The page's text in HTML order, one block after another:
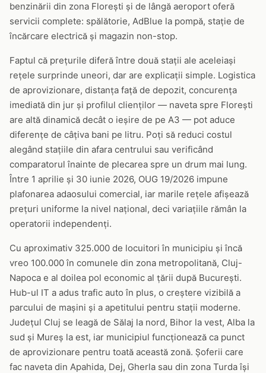
benzinării din zona Florești și de lângă aeroport oferă
servicii complete: spălătorie, AdBlue la pompă, stație de
încărcare electrică și magazin non-stop.
Faptul că prețurile diferă între două stații ale aceleiași
rețele surprinde uneori, dar are explicații simple. Logistica
de aprovizionare, distanța față de depozit, concurența
imediată din jur și profilul clienților — naveta spre Florești
are altă dinamică decât o ieșire de pe A3 — pot aduce
diferențe de câțiva bani pe litru. Poți să reduci costul
alegând stațiile din afara centrului sau verificând
comparatorul înainte de plecarea spre un drum mai lung.
Între 1 aprilie și 30 iunie 2026, OUG 19/2026 impune
plafonarea adaosului comercial, iar marile rețele afișează
prețuri uniforme la nivel național, deci variațiile rămân la
operatorii independenți.
Cu aproximativ 325.000 de locuitori în municipiu și încă
vreo 100.000 în comunele din zona metropolitană, Cluj-
Napoca e al doilea pol economic al țării după București.
Hub-ul IT a adus trafic auto în plus, o creștere vizibilă a
parcului de mașini și a apetitului pentru stații moderne.
Județul Cluj se leagă de Sălaj la nord, Bihor la vest, Alba la
sud și Mureș la est, iar municipiul funcționează ca punct
de aprovizionare pentru toată această zonă. Șoferii care
fac naveta din Apahida, Dej, Gherla sau din zona Turda își